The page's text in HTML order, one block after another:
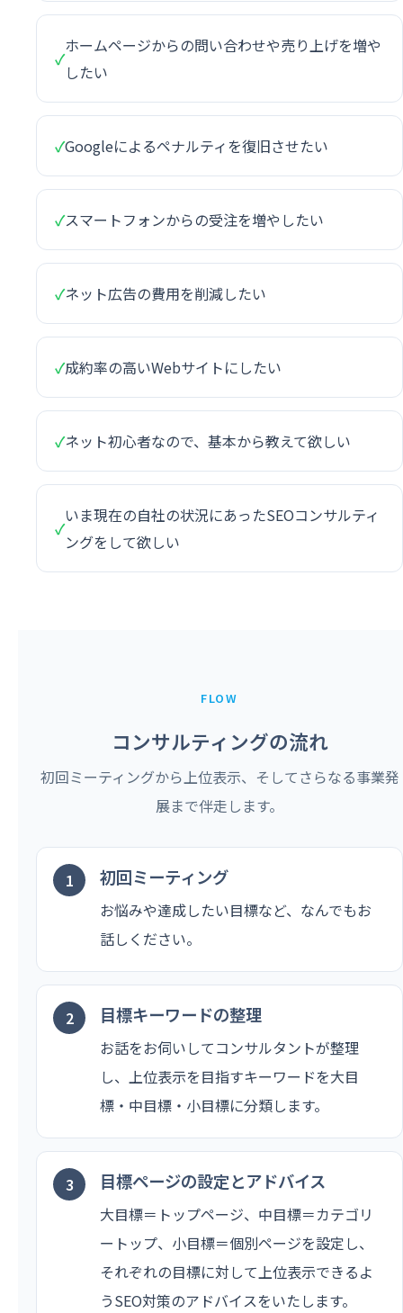
✓
ホームページからの問い合わせや売り上げを増や
したい
✓Googleによるペナルティを復旧させたい
✓スマートフォンからの受注を増やしたい
✓ネット広告の費用を削減したい
✓成約率の高いWebサイトにしたい
✓ネット初心者なので、基本から教えて欲しい
✓
いま現在の自社の状況にあったSEOコンサルティ
ングをして欲しい
FLOW
コンサルティングの流れ
初回ミーティングから上位表示、そしてさらなる事業発
展まで伴走します。
初回ミーティング
お悩みや達成したい目標など、なんでもお
話しください。
目標キーワードの整理
お話をお伺いしてコンサルタントが整理
し、上位表示を目指すキーワードを大目
標・中目標・小目標に分類します。
目標ページの設定とアドバイス
大目標＝トップページ、中目標＝カテゴリ
ートップ、小目標＝個別ページを設定し、
それぞれの目標に対して上位表示できるよ
うSEO対策のアドバイスをいたします。